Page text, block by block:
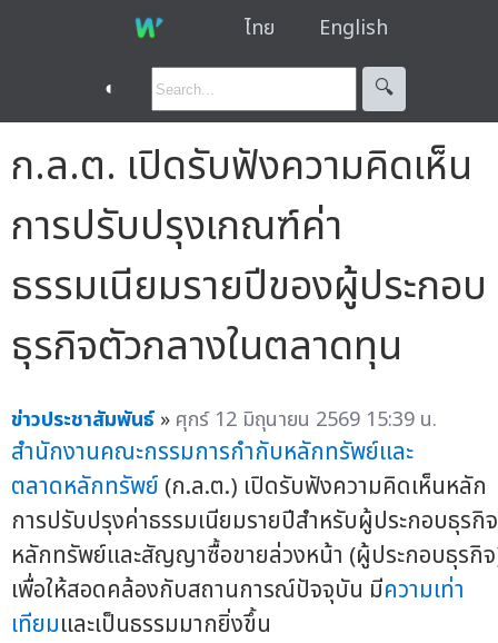
ไทย English
◐ 🔍︎
ก.ล.ต. เปิดรับฟังความคิดเห็น
การปรับปรุงเกณฑ์ค่า
ธรรมเนียมรายปีของผู้ประกอบ
ธุรกิจตัวกลางในตลาดทุน
ข่าวประชาสัมพันธ์ » ศุกร์ 12 มิถุนายน 2569 15:39 น.
สำนักงานคณะกรรมการกำกับหลักทรัพย์และ
ตลาดหลักทรัพย์ (ก.ล.ต.) เปิดรับฟังความคิดเห็นหลัก
การปรับปรุงค่าธรรมเนียมรายปีสำหรับผู้ประกอบธุรกิจ
หลักทรัพย์และสัญญาซื้อขายล่วงหน้า (ผู้ประกอบธุรกิ
เพื่อให้สอดคล้องกับสถานการณ์ปัจจุบัน มีความเท่า
เทียมและเป็นธรรมมากยิ่งขึ้น